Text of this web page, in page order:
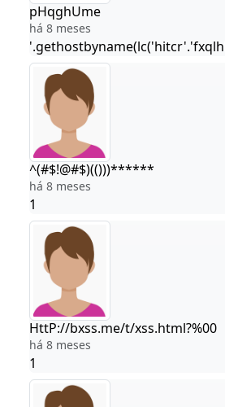
pHqghUme
há 8 meses
^(#$!@#$)(()))******
há 8 meses
1
HttP://bxss.me/t/xss.html?%00
há 8 meses
1